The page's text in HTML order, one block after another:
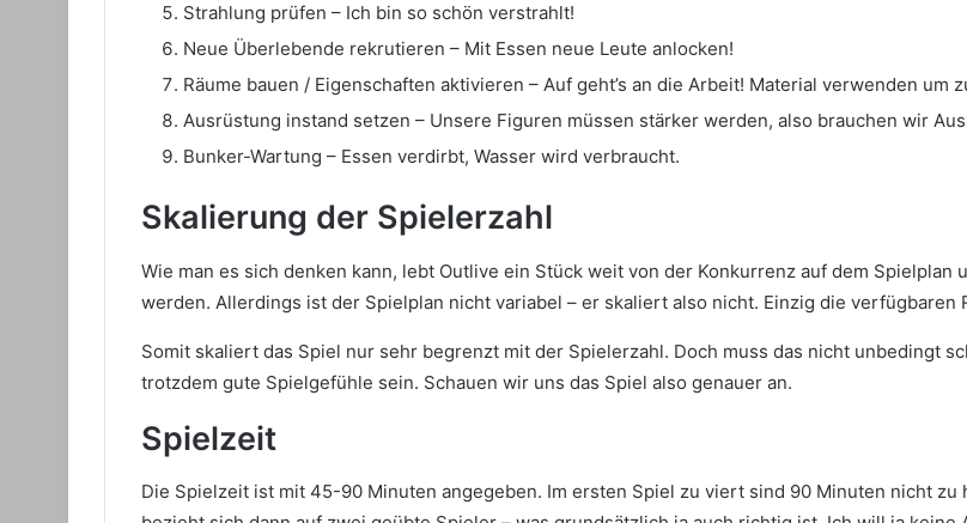
Strahlung prüfen – Ich bin so schön verstrahlt!
Neue Überlebende rekrutieren – Mit Essen neue Leute anlocken!
Räume bauen / Eigenschaften aktivieren – Auf geht’s an die Arbeit! Material verwenden um
Ausrüstung instand setzen – Unsere Figuren müssen stärker werden, also brauchen wir
Bunker-Wartung – Essen verdirbt, Wasser wird verbraucht.
Skalierung der Spielerzahl
Wie man es sich denken kann, lebt Outlive ein Stück weit von der Konkurrenz auf dem
werden. Allerdings ist der Spielplan nicht variabel – er skaliert also nicht. Einzig die
Somit skaliert das Spiel nur sehr begrenzt mit der Spielerzahl. Doch muss das nicht unbedingt
trotzdem gute Spielgefühle sein. Schauen wir uns das Spiel also genauer an.
Spielzeit
Die Spielzeit ist mit 45-90 Minuten angegeben. Im ersten Spiel zu viert sind 90 Minuten nicht